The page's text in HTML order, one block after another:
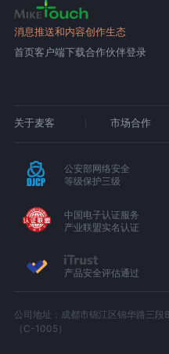
消息推送和内容创作生态
首页客户端下载合作伙伴登录
关于麦客 市场合作
公安部网络安全
等级保护三级
中国电子认证服务
产业联盟实名认证
产品安全评估通过
公司地址：成都市锦江区锦华路三
（C-1005）